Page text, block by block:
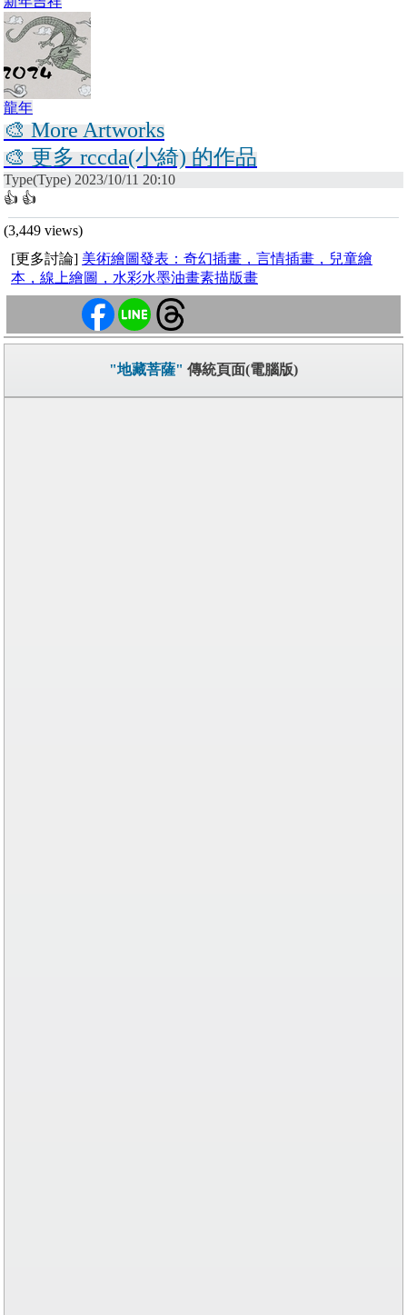
龍年
🎨 More Artworks
🎨 更多 rccda(小綺) 的作品
Type(Type) 2023/10/11 20:10
👍 👍
(3,449 views)
[更多討論] 美術繪圖發表：奇幻插畫，言情插畫，兒童繪
本，線上繪圖，水彩水墨油畫素描版畫
"地藏菩薩" 傳統頁面(電腦版)